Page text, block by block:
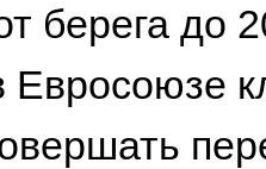
берега до
Евросоюзе